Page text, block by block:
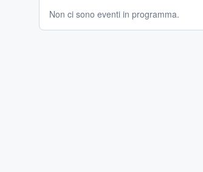
Non ci sono eventi in programma.